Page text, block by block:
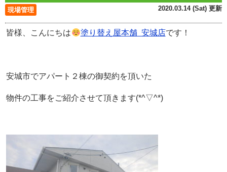
現場管理 2020.03.14 (Sat) 更新
皆様、こんにちは 塗り替え屋本舗 安城店です！
安城市でアパート２棟の御契約を頂いた
物件の工事をご紹介させて頂きます(*^▽^*)